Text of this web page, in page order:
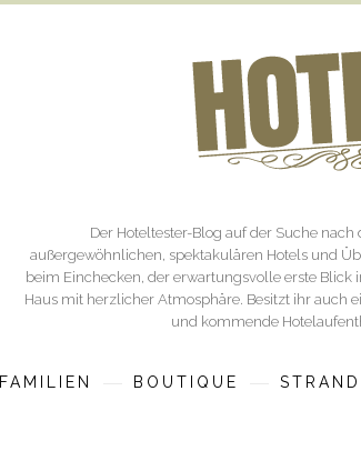
Der Hoteltester-Blog auf der Suche
außergewöhnlichen, spektakulären Hotels und
beim Einchecken, der erwartungsvolle erste
Haus mit herzlicher Atmosphäre. Besitzt ihr auch
und kommende
FAMILIEN BOUTIQUE STRAND